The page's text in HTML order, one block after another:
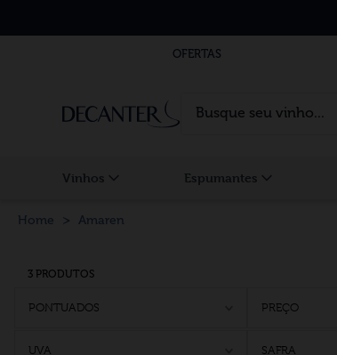
OFERTAS
Vinhos Espumantes
Amaren
3 PRODUTOS
UVA
PONTUADOS
SAFRA
PREÇO